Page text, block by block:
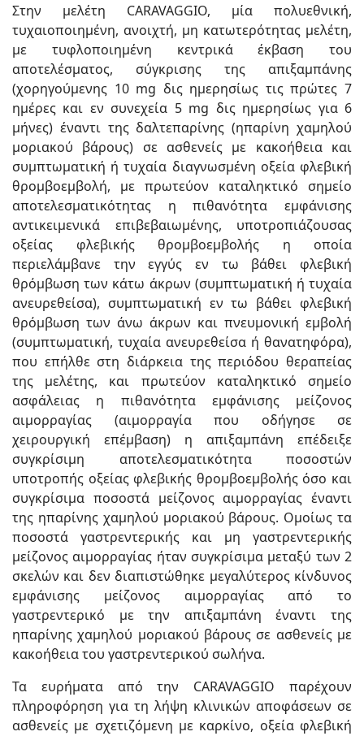
Στην μελέτη CARAVAGGIO, μία πολυεθνική,
τυχαιοποιημένη, ανοιχτή, μη κατωτερότητας μελέτη,
με τυφλοποιημένη κεντρικά έκβαση του
αποτελέσματος, σύγκρισης της απιξαμπάνης
(χορηγούμενης 10 mg δις ημερησίως τις πρώτες 7
ημέρες και εν συνεχεία 5 mg δις ημερησίως για 6
μήνες) έναντι της δαλτεπαρίνης (ηπαρίνη χαμηλού
μοριακού βάρους) σε ασθενείς με κακοήθεια και
συμπτωματική ή τυχαία διαγνωσμένη οξεία φλεβική
θρομβοεμβολή, με πρωτεύον καταληκτικό σημείο
αποτελεσματικότητας η πιθανότητα εμφάνισης
αντικειμενικά επιβεβαιωμένης, υποτροπιάζουσας
οξείας φλεβικής θρομβοεμβολής η οποία
περιελάμβανε την εγγύς εν τω βάθει φλεβική
θρόμβωση των κάτω άκρων (συμπτωματική ή τυχαία
ανευρεθείσα), συμπτωματική εν τω βάθει φλεβική
θρόμβωση των άνω άκρων και πνευμονική εμβολή
(συμπτωματική, τυχαία ανευρεθείσα ή θανατηφόρα),
που επήλθε στη διάρκεια της περιόδου θεραπείας
της μελέτης, και πρωτεύον καταληκτικό σημείο
ασφάλειας η πιθανότητα εμφάνισης μείζονος
αιμορραγίας (αιμορραγία που οδήγησε σε
χειρουργική επέμβαση) η απιξαμπάνη επέδειξε
συγκρίσιμη αποτελεσματικότητα ποσοστών
υποτροπής οξείας φλεβικής θρομβοεμβολής όσο και
συγκρίσιμα ποσοστά μείζονος αιμορραγίας έναντι
της ηπαρίνης χαμηλού μοριακού βάρους. Ομοίως τα
ποσοστά γαστρεντερικής και μη γαστρεντερικής
μείζονος αιμορραγίας ήταν συγκρίσιμα μεταξύ των 2
σκελών και δεν διαπιστώθηκε μεγαλύτερος κίνδυνος
εμφάνισης μείζονος αιμορραγίας από το
γαστρεντερικό με την απιξαμπάνη έναντι της
ηπαρίνης χαμηλού μοριακού βάρους σε ασθενείς με
κακοήθεια του γαστρεντερικού σωλήνα.
Τα ευρήματα από την CARAVAGGIO παρέχουν
πληροφόρηση για τη λήψη κλινικών αποφάσεων σε
ασθενείς με σχετιζόμενη με καρκίνο, οξεία φλεβική